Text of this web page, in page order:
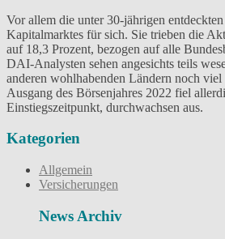
Vor allem die unter 30-jährigen
Kapitalmarktes für sich. Sie trieben die
auf 18,3 Prozent, bezogen auf alle
DAI-Analysten sehen angesichts teils
anderen wohlhabenden Ländern noch
Ausgang des Börsenjahres 2022 fiel
Einstiegszeitpunkt, durchwachsen aus.
Kategorien
Allgemein
Versicherungen
News Archiv